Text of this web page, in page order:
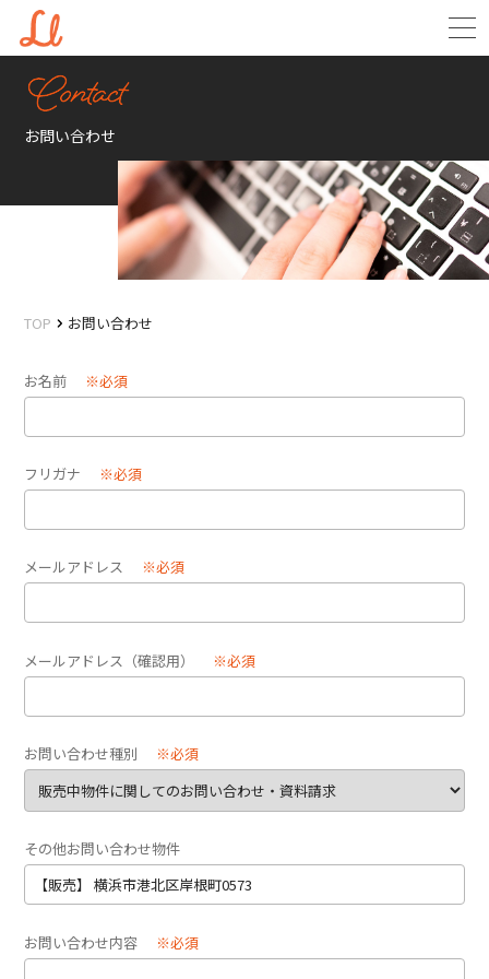
お問い合わせ
TOP お問い合わせ
お名前 ※必須
フリガナ ※必須
メールアドレス ※必須
メールアドレス（確認用） ※必須
お問い合わせ種別 ※必須
その他お問い合わせ物件
お問い合わせ内容 ※必須